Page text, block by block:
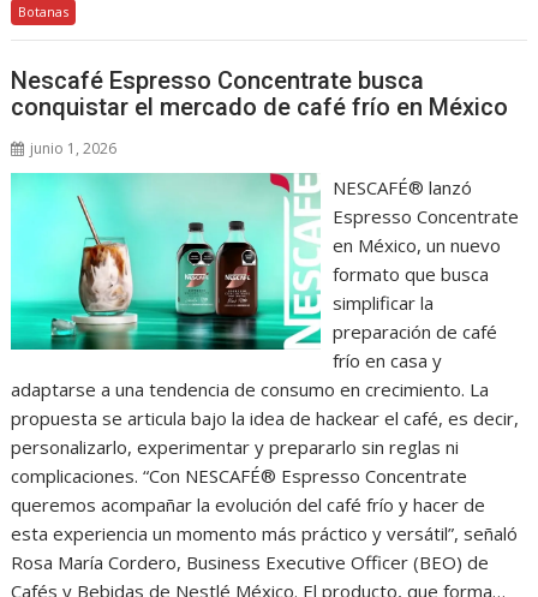
Botanas
Nescafé Espresso Concentrate busca
conquistar el mercado de café frío en México
junio 1, 2026
NESCAFÉ® lanzó
Espresso Concentrate
en México, un nuevo
formato que busca
simplificar la
preparación de café
frío en casa y
adaptarse a una tendencia de consumo en crecimiento. La
propuesta se articula bajo la idea de hackear el café, es decir,
personalizarlo, experimentar y prepararlo sin reglas ni
complicaciones. “Con NESCAFÉ® Espresso Concentrate
queremos acompañar la evolución del café frío y hacer de
esta experiencia un momento más práctico y versátil”, señaló
Rosa María Cordero, Business Executive Officer (BEO) de
Cafés y Bebidas de Nestlé México. El producto, que forma…